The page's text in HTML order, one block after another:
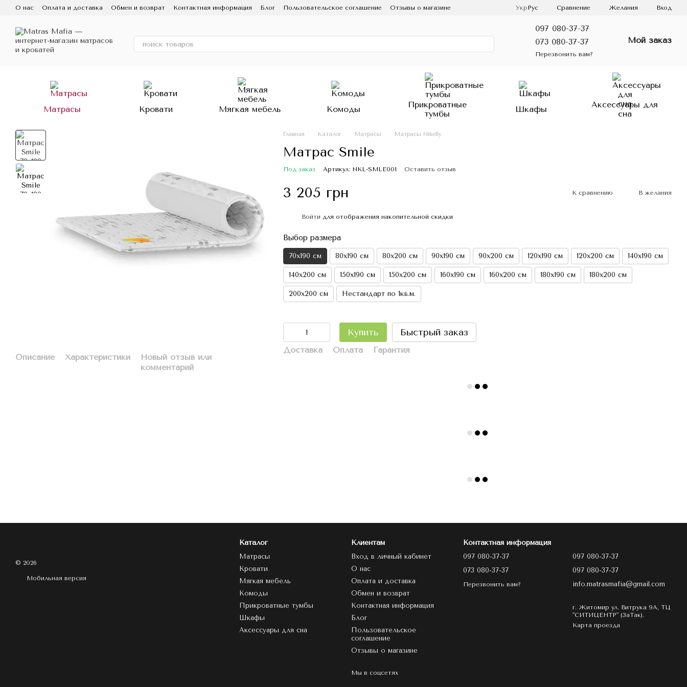
Перейти к основному контенту
О нас Оплата и доставка Обмен и возврат Контактная информация Блог Пользовательское соглашение Отзывы о магазине УкрРус Сравнение Желания Вход
097 080-37-37
073 080-37-37
Перезвонить вам?
Мой заказ
Матрасы Кровати Мягкая мебель Комоды
Прикроватные
тумбы
Шкафы
Аксессуары для
сна
Описание Характеристики
Новый отзыв или
комментарий
Главная Каталог Матрасы Матрасы Nikelly
Матрас Smile
Под заказ Артикул: NKL-SMLE001 Оставить отзыв
3 205 грн К сравнению В желания
Войти для отображения накопительной скидки
Выбор размера
70х190 см 80х190 см 80х200 см 90х190 см 90х200 см 120х190 см 120х200 см 140х190 см
140х200 см 150х190 см 150х200 см 160х190 см 160х200 см 180х190 см 180х200 см
200х200 см Нестандарт по 1кв.м.
Купить Быстрый заказ
Доставка Оплата Гарантия
© 2026
Мобильная версия
Каталог
Матрасы
Кровати
Мягкая мебель
Комоды
Прикроватные тумбы
Шкафы
Аксессуары для сна
Клиентам
Вход в личный кабинет
О нас
Оплата и доставка
Обмен и возврат
Контактная информация
Блог
Пользовательское
соглашение
Отзывы о магазине
Мы в соцсетях
Контактная информация
097 080-37-37
073 080-37-37
Перезвонить вам?
097 080-37-37
097 080-37-37
info.matrasmafia@gmail.com
г. Житомир ул. Витрука 9А, ТЦ
"СИТИЦЕНТР" (ЗаТак).
Карта проезда